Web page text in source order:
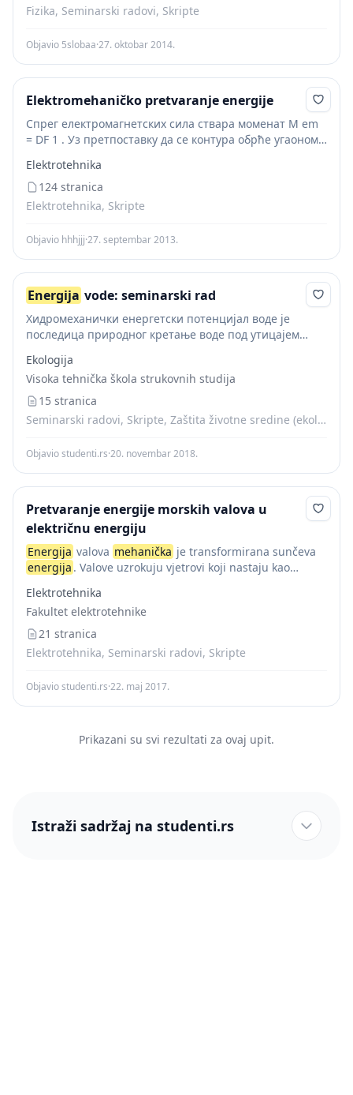
Fizika, Seminarski radovi, Skripte
Objavio 5slobaa·27. oktobar 2014.
Elektromehaničko pretvaranje energije
Спрег електромагнетских сила ствара моменат M em
= DF 1 . Уз претпоставку да се контура обрће угаоном
Elektrotehnika
124 stranica
Elektrotehnika, Skripte
Objavio hhhjjj·27. septembar 2013.
Energija vode: seminarski rad
Хидромеханички енергетски потенцијал воде је
последица природног кретање воде под утицајем
Концепт водне енергије укључује све могућности за
добијање механичку и електричну енергију из...
Ekologija
Visoka tehnička škola strukovnih studija
15 stranica
Seminarski radovi, Skripte, Zaštita životne sredine (ekologija)
Objavio studenti.rs·20. novembar 2018.
Pretvaranje energije morskih valova u
električnu energiju
Energija valova mehanička je transformirana sunčeva
energija . Valove uzrokuju vjetrovi koji nastaju kao
zbog različitog zagrijavanja pojedinih dijelova Zemljine
površine. Stalni...
Elektrotehnika
Fakultet elektrotehnike
21 stranica
Elektrotehnika, Seminarski radovi, Skripte
Objavio studenti.rs·22. maj 2017.
Prikazani su svi rezultati za ovaj upit.
Istraži sadržaj na studenti.rs